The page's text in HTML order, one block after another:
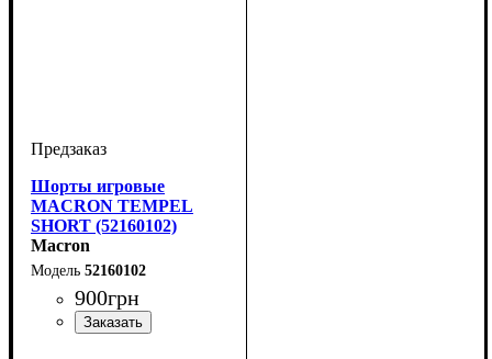
Шорты игровые
MACRON TEMPEL
SHORT (52160102)
Macron
52160102
900грн